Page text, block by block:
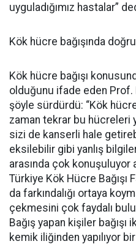
uyguladığımız hastalar”
Kök hücre bağışında
Kök hücre bağışı
olduğunu ifade eden
şöyle sürdürdü: “Kök
zaman tekrar bu hücreleri
sizi de kanserli hale
eksilebilir gibi yanlış
arasında çok
Türkiye Kök Hücre Bağışı
da farkındalığı ortaya
çekmesini çok faydalı
Bağış yapan kişiler
kemik iliğinden yapılıyor